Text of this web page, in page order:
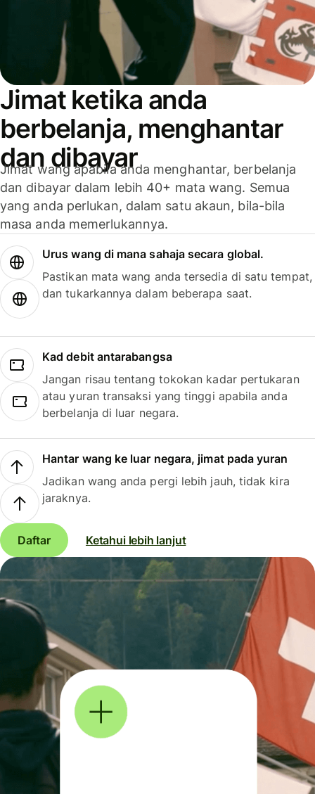
Jimat ketika anda
berbelanja, menghantar
dan dibayar
Jimat wang apabila anda menghantar, berbelanja
dan dibayar dalam lebih 40+ mata wang. Semua
yang anda perlukan, dalam satu akaun, bila-bila
masa anda memerlukannya.
Urus wang di mana sahaja secara global.
Pastikan mata wang anda tersedia di satu tempat,
dan tukarkannya dalam beberapa saat.
Kad debit antarabangsa
Jangan risau tentang tokokan kadar pertukaran
atau yuran transaksi yang tinggi apabila anda
berbelanja di luar negara.
Hantar wang ke luar negara, jimat pada yuran
Jadikan wang anda pergi lebih jauh, tidak kira
jaraknya.
Daftar Ketahui lebih lanjut